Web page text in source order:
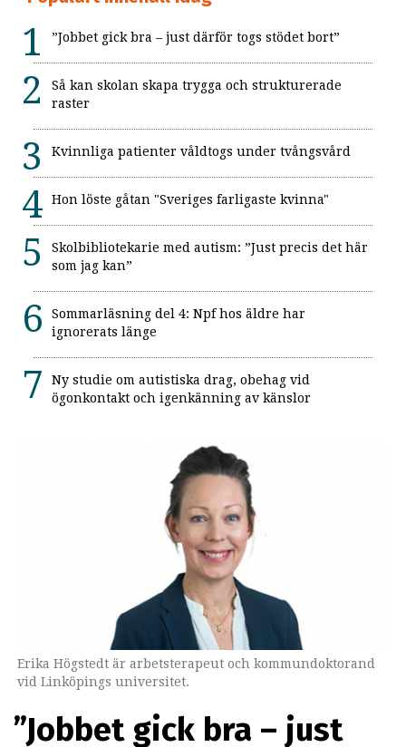
”Jobbet gick bra – just därför togs stödet bort”
Så kan skolan skapa trygga och strukturerade
raster
Kvinnliga patienter våldtogs under tvångsvård
Hon löste gåtan "Sveriges farligaste kvinna"
Skolbibliotekarie med autism: ”Just precis det här
som jag kan”
Sommarläsning del 4: Npf hos äldre har
ignorerats länge
Ny studie om autistiska drag, obehag vid
ögonkontakt och igenkänning av känslor
Erika Högstedt är arbetsterapeut och kommundoktorand
vid Linköpings universitet.
”Jobbet gick bra – just